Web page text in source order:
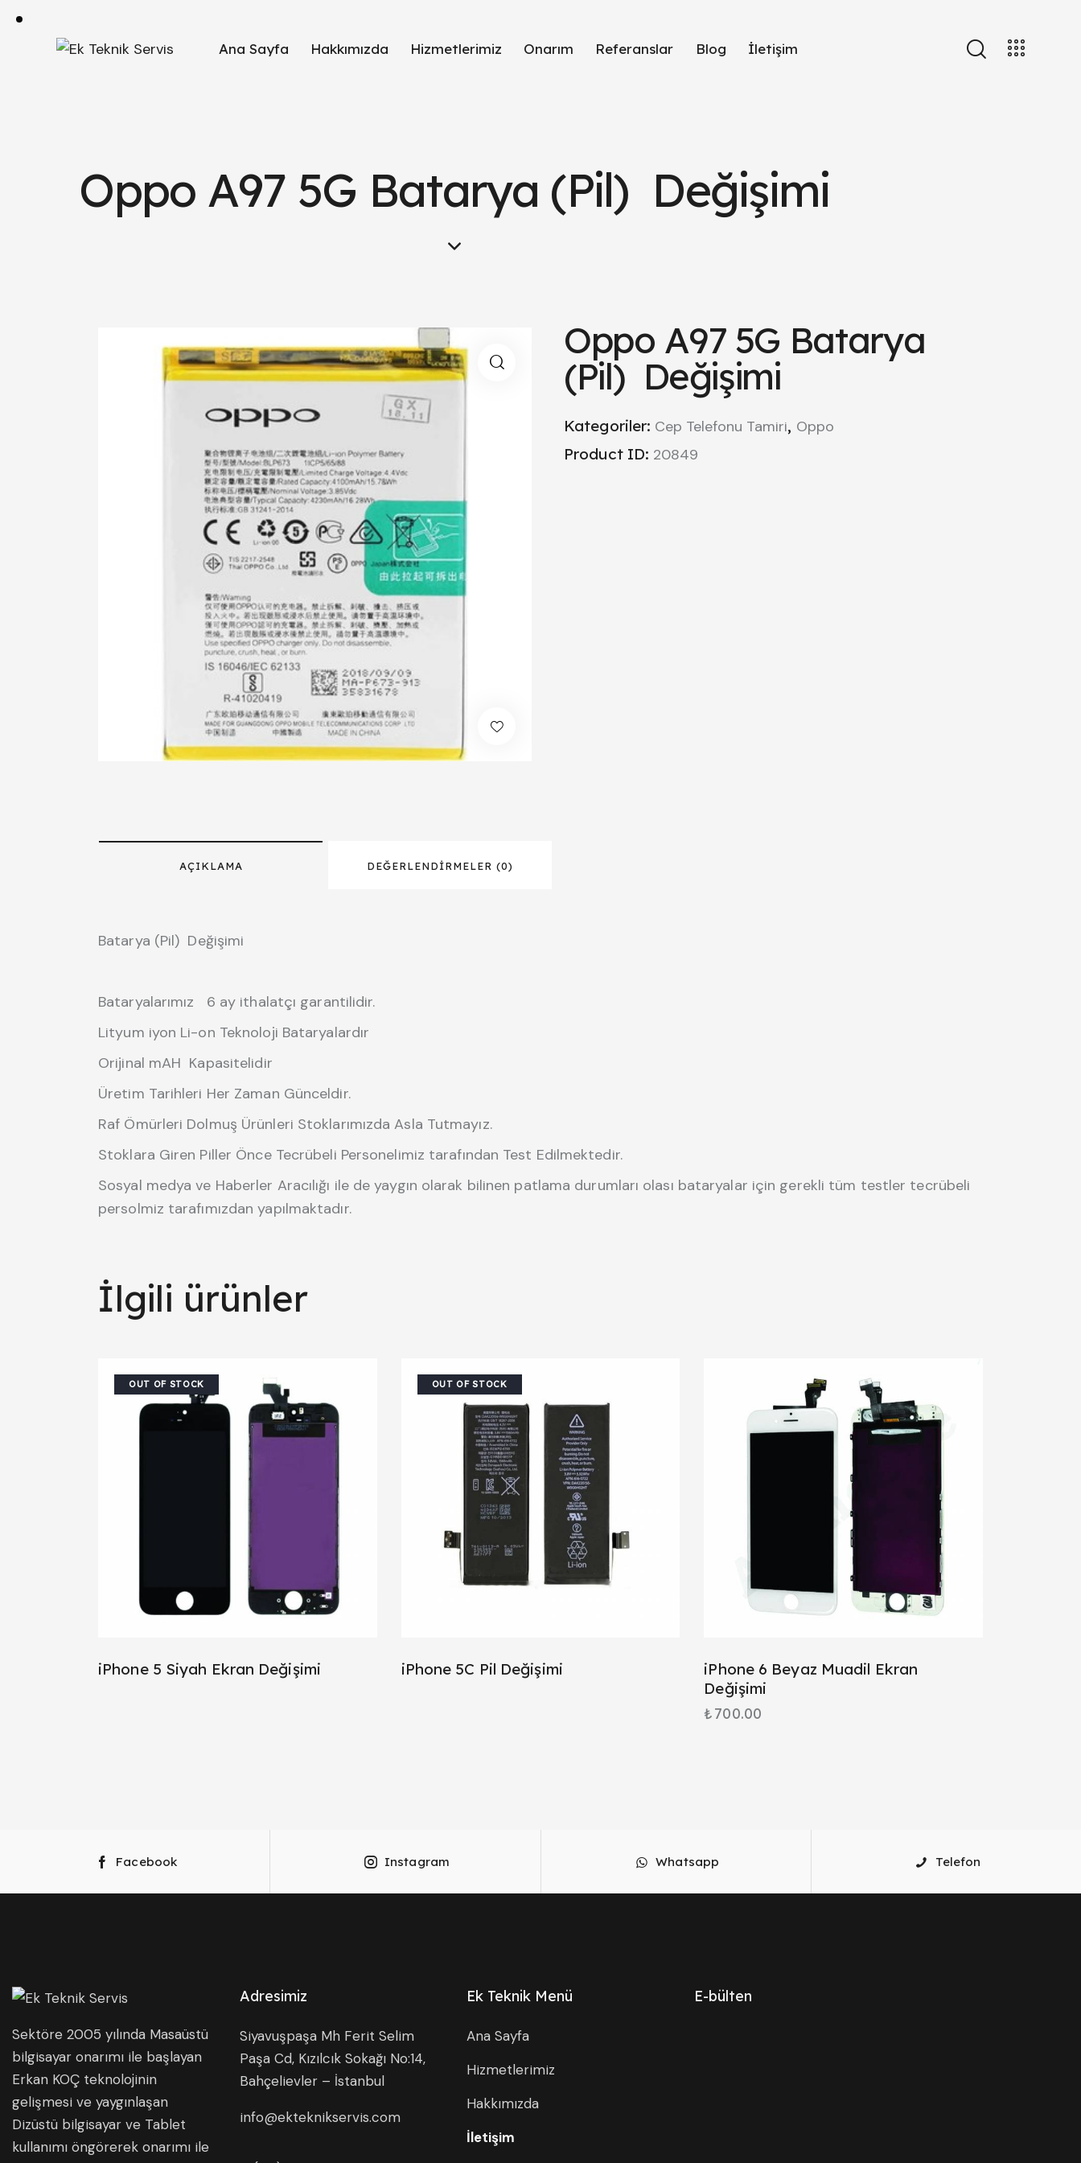
Ana Sayfa Hakkımızda Hizmetlerimiz Onarım Referanslar Blog İletişim
Oppo A97 5G Batarya (Pil) Değişimi
Oppo A97 5G Batarya
(Pil) Değişimi
Kategoriler: Cep Telefonu Tamiri, Oppo
Product ID: 20849
AÇIKLAMA DEĞERLENDIRMELER (0)
Batarya (Pil) Değişimi
Bataryalarımız 6 ay ithalatçı garantilidir.
Lityum iyon Li-on Teknoloji Bataryalardır
Orijinal mAH Kapasitelidir
Üretim Tarihleri Her Zaman Günceldir.
Raf Ömürleri Dolmuş Ürünleri Stoklarımızda Asla Tutmayız.
Stoklara Giren Piller Önce Tecrübeli Personelimiz tarafından Test Edilmektedir.
Sosyal medya ve Haberler Aracılığı ile de yaygın olarak bilinen patlama durumları olası bataryalar için gerekli tüm testler tecrübeli
persolmiz tarafımızdan yapılmaktadır.
İlgili ürünler
OUT OF STOCK
iPhone 5 Siyah Ekran Değişimi
OUT OF STOCK
iPhone 5C Pil Değişimi
iPhone 6 Beyaz Muadil Ekran
Değişimi
₺700.00
Facebook Instagram Whatsapp Telefon
Sektöre 2005 yılında Masaüstü
bilgisayar onarımı ile başlayan
Erkan KOÇ teknolojinin
gelişmesi ve yaygınlaşan
Dizüstü bilgisayar ve Tablet
kullanımı öngörerek onarımı ile
Adresimiz
Siyavuşpaşa Mh Ferit Selim
Paşa Cd, Kızılcık Sokağı No:14,
Bahçelievler – İstanbul
info@ekteknikservis.com
Ek Teknik Menü
Ana Sayfa
Hizmetlerimiz
Hakkımızda
İletişim
E-bülten